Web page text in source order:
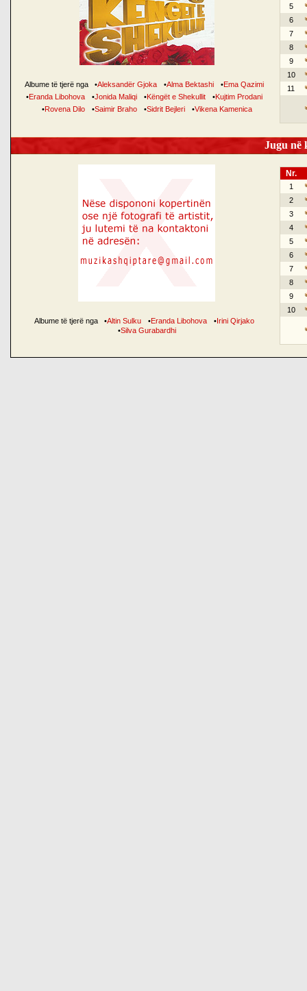
Albume të tjerë nga •Aleksandër Gjoka •Alma Bektashi •Ema Qazimi
•Eranda Libohova •Jonida Maliqi •Këngët e Shekullit •Kujtim Prodani
•Rovena Dilo •Saimir Braho •Sidrit Bejleri •Vikena Kamenica
5
6
7
8
9
10
11
Jugu në
Albume të tjerë nga •Altin Sulku •Eranda Libohova •Irini Qirjako
•Silva Gurabardhi
Nr.
1
2
3
4
5
6
7
8
9
10